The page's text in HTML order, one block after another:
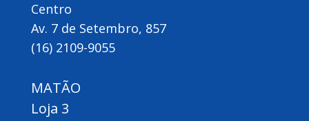
Centro
Av. 7 de Setembro, 857
(16) 2109-9055
MATÃO
Loja 3